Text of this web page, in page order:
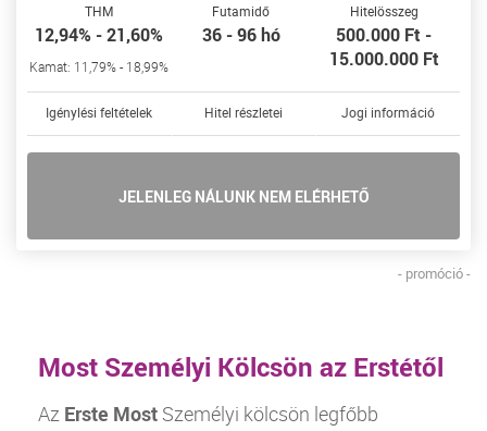
THM
12,94% - 21,60%
Kamat: 11,79% - 18,99%
Futamidő
36 - 96 hó
Hitelösszeg
500.000 Ft -
15.000.000 Ft
Igénylési feltételek Hitel részletei Jogi információ
JELENLEG NÁLUNK NEM ELÉRHETŐ
- promóció -
Most Személyi Kölcsön az Erstétől
Az Erste Most Személyi kölcsön legfőbb